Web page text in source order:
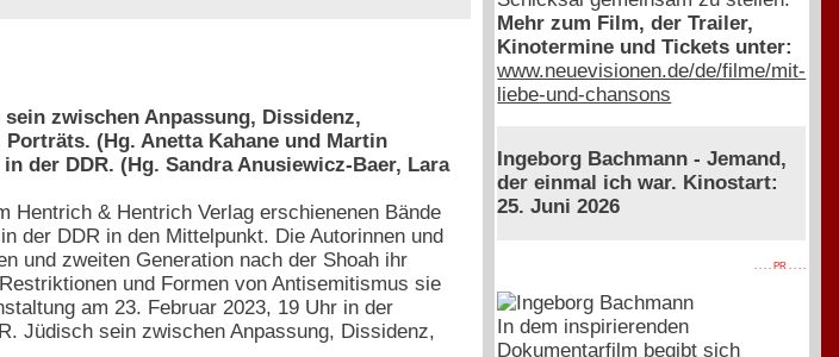
zwischen Anpassung, Dissidenz,
(Hg. Anetta Kahane und Martin
der DDR. (Hg. Sandra Anusiewicz-Baer, Lara
Hentrich & Hentrich Verlag erschienenen Bände
der DDR in den Mittelpunkt. Die Autorinnen und
und zweiten Generation nach der Shoah ihr
und Formen von Antisemitismus sie
am 23. Februar 2023, 19 Uhr in der
Jüdisch sein zwischen Anpassung, Dissidenz,
Mehr zum Film, der Trailer,
Kinotermine und Tickets unter:
www.neuevisionen.de/de/filme/mit-
liebe-und-chansons
Ingeborg Bachmann - Jemand,
der einmal ich war. Kinostart:
25. Juni 2026
. . . . PR . . . .
In dem inspirierenden
Dokumentarfilm begibt sich